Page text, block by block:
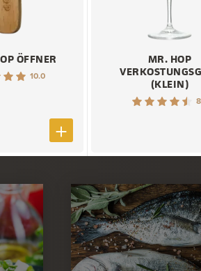
ÖFFNER
10.0
MR. HOP
(KLEIN)